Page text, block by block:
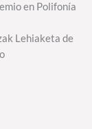
en Polifonía
Lehiaketa de